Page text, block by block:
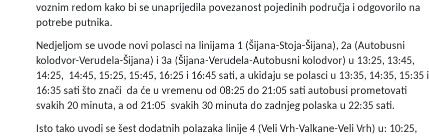
voznim redom kako bi se unaprijedila povezanost pojedinih područja i odgovorilo na
potrebe putnika.
Nedjeljom se uvode novi polasci na linijama 1 (Šijana-Stoja-Šijana), 2a (Autobusni
kolodvor-Verudela-Šijana) i 3a (Šijana-Verudela-Autobusni kolodvor) u 13:25, 13:45,
14:25, 14:45, 15:25, 15:45, 16:25 i 16:45 sati, a ukidaju se polasci u 13:35, 14:35, 15:35 i
16:35 sati što znači da će u vremenu od 08:25 do 21:05 sati autobusi prometovati
svakih 20 minuta, a od 21:05 svakih 30 minuta do zadnjeg polaska u 22:35 sati.
Isto tako uvodi se šest dodatnih polazaka linije 4 (Veli Vrh-Valkane-Veli Vrh) u: 10:25,